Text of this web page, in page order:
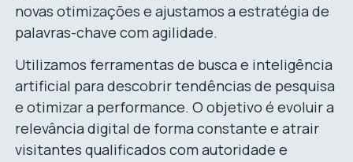
novas otimizações e ajustamos a estratégia de
palavras-chave com agilidade.
Utilizamos ferramentas de busca e inteligência
artificial para descobrir tendências de pesquisa
e otimizar a performance. O objetivo é evoluir a
relevância digital de forma constante e atrair
visitantes qualificados com autoridade e